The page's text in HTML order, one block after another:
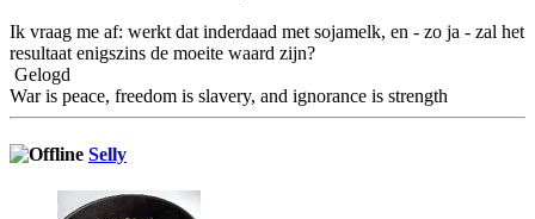
Ik vraag me af: werkt dat inderdaad met sojamelk, en - zo ja - zal het
resultaat enigszins de moeite waard zijn?
Gelogd
War is peace, freedom is slavery, and ignorance is strength
Selly